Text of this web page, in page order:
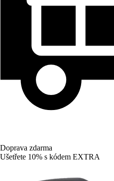
Doprava zdarma
Ušetřete 10% s kódem EXTRA